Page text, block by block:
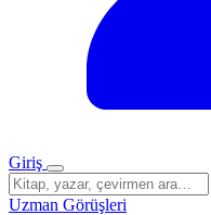
Giriş
Menü
Sitede
ara
Uzman Görüşleri